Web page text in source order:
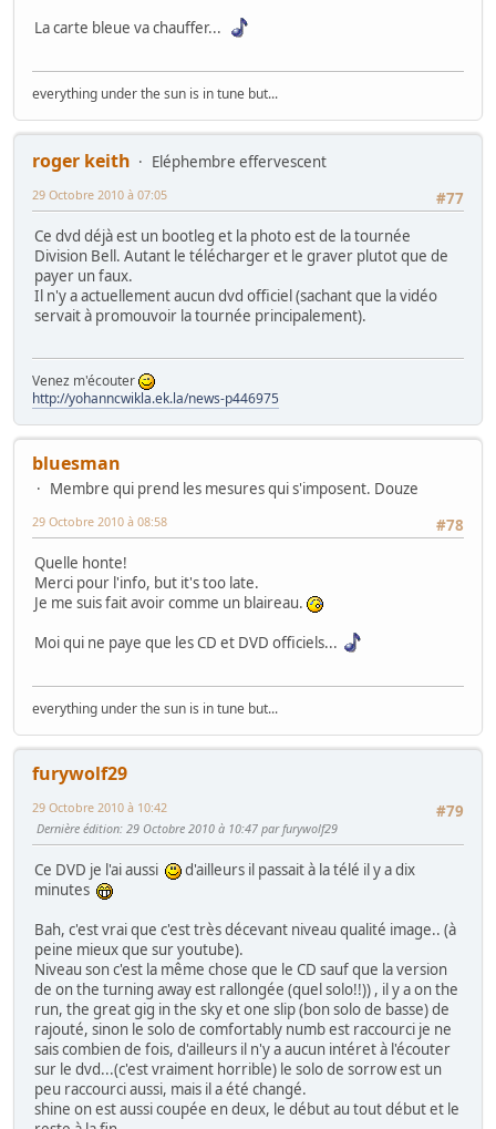
La carte bleue va chauffer...
everything under the sun is in tune but...
roger keith
Eléphembre effervescent
#77
29 Octobre 2010 à 07:05
Ce dvd déjà est un bootleg et la photo est de la tournée
Division Bell. Autant le télécharger et le graver plutot que de
payer un faux.
Il n'y a actuellement aucun dvd officiel (sachant que la vidéo
servait à promouvoir la tournée principalement).
Venez m'écouter
http://yohanncwikla.ek.la/news-p446975
bluesman
Membre qui prend les mesures qui s'imposent. Douze
#78
29 Octobre 2010 à 08:58
Quelle honte!
Merci pour l'info, but it's too late.
Je me suis fait avoir comme un blaireau.
Moi qui ne paye que les CD et DVD officiels...
everything under the sun is in tune but...
furywolf29
#79
29 Octobre 2010 à 10:42
Dernière édition: 29 Octobre 2010 à 10:47 par furywolf29
Ce DVD je l'ai aussi
d'ailleurs il passait à la télé il y a dix
minutes
Bah, c'est vrai que c'est très décevant niveau qualité image.. (à
peine mieux que sur youtube).
Niveau son c'est la même chose que le CD sauf que la version
de on the turning away est rallongée (quel solo!!)) , il y a on the
run, the great gig in the sky et one slip (bon solo de basse) de
rajouté, sinon le solo de comfortably numb est raccourci je ne
sais combien de fois, d'ailleurs il n'y a aucun intéret à l'écouter
sur le dvd...(c'est vraiment horrible) le solo de sorrow est un
peu raccourci aussi, mais il a été changé.
shine on est aussi coupée en deux, le début au tout début et le